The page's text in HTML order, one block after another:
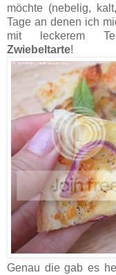
möchte (nebelig,
Tage an denen ich
mit leckerem
Zwiebeltarte!
Genau die gab es